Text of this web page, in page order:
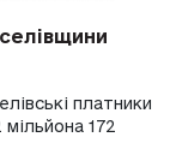
платники
172